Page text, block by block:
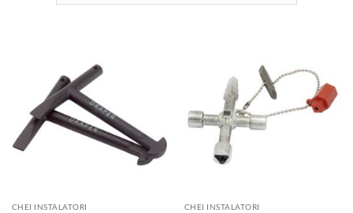
CHEI INSTALATORI CHEI INSTALATORI